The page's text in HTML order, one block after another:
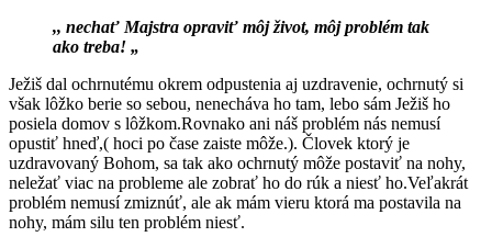
,, nechať Majstra opraviť môj život, môj problém tak
ako treba! „
Ježiš dal ochrnutému okrem odpustenia aj uzdravenie, ochrnutý si
však lôžko berie so sebou, nenecháva ho tam, lebo sám Ježiš ho
posiela domov s lôžkom.Rovnako ani náš problém nás nemusí
opustiť hneď,( hoci po čase zaiste môže.). Človek ktorý je
uzdravovaný Bohom, sa tak ako ochrnutý môže postaviť na nohy,
neležať viac na probleme ale zobrať ho do rúk a niesť ho.Veľakrát
problém nemusí zmiznúť, ale ak mám vieru ktorá ma postavila na
nohy, mám silu ten problém niesť.